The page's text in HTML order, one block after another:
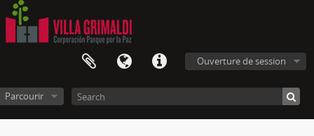
Ouverture de session
Parcourir